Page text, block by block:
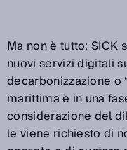
Ma non è tutto: SICK
nuovi servizi digitali
decarbonizzazione o
marittima è in una
considerazione del
le viene richiesto di